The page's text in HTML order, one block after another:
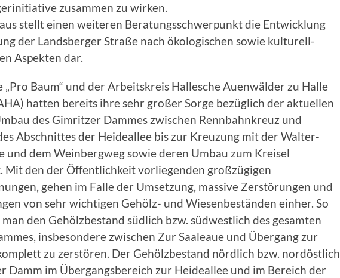
zusammen zu wirken.
stellt einen weiteren Beratungsschwerpunkt die Entwicklung
der Landsberger Straße nach ökologischen sowie kulturell-
Aspekten dar.
Baum“ und der Arbeitskreis Hallesche Auenwälder zu Halle
hatten bereits ihre sehr großer Sorge bezüglich der aktuellen
des Gimritzer Dammes zwischen Rennbahnkreuz und
Abschnittes der Heideallee bis zur Kreuzung mit der Walter-
und dem Weinbergweg sowie deren Umbau zum Kreisel
Mit den der Öffentlichkeit vorliegenden großzügigen
gehen im Falle der Umsetzung, massive Zerstörungen und
von sehr wichtigen Gehölz- und Wiesenbeständen einher. So
den Gehölzbestand südlich bzw. südwestlich des gesamten
insbesondere zwischen Zur Saaleaue und Übergang zur
zu zerstören. Der Gehölzbestand nördlich bzw. nordöstlich
Damm im Übergangsbereich zur Heideallee und im Bereich der